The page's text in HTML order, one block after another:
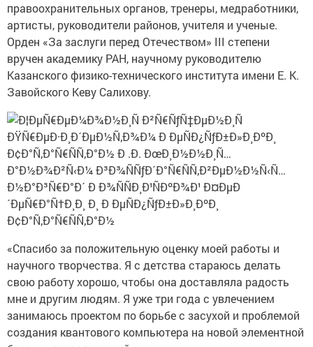
правоохранительных органов, тренеры, медработники,
артисты, руководители районов, учителя и ученые.
Орден «За заслуги перед Отечеством» III степени
вручен академику РАН, научному руководителю
Казанского физико-технического института имени Е. К.
Завойского Кеву Салихову.
«Спасибо за положительную оценку моей работы и
научного творчества. Я с детства стараюсь делать
свою работу хорошо, чтобы она доставляла радость
мне и другим людям. Я уже три года с увлечением
занимаюсь проектом по борьбе с засухой и проблемой
создания квантового компьютера на новой элементной